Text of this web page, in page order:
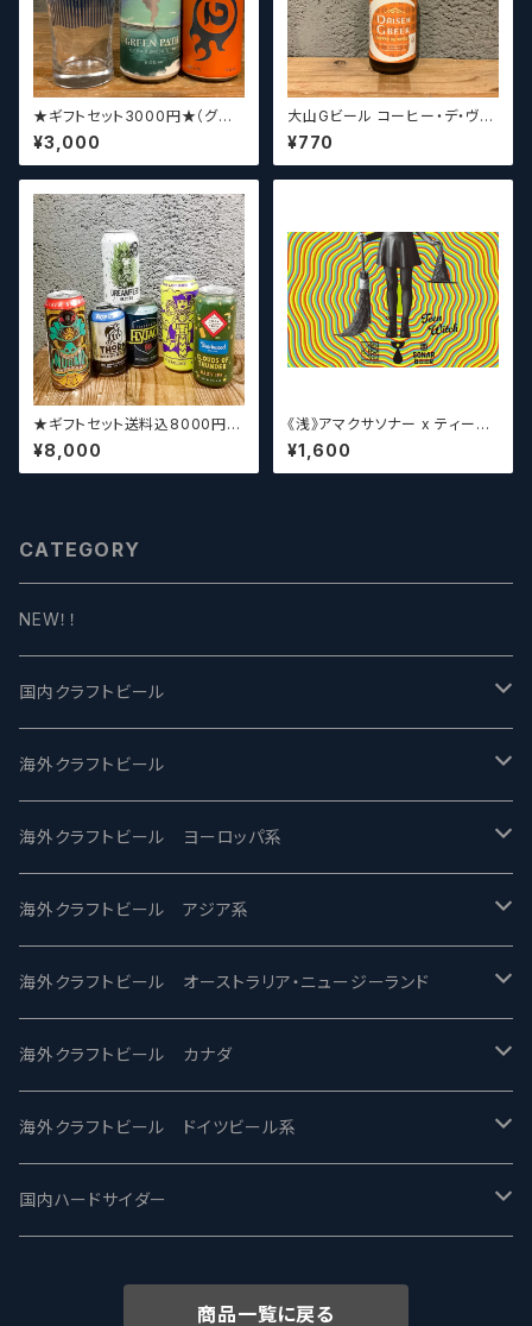
★ギフトセット3000円★（グラ
スセット）【クラフトビール】
¥3,000
大山Gビール コーヒー・デ・ヴァ
イス【クラフトビール】
¥770
★ギフトセット送料込8000円★
（お好みに合わせて高価なビー
ルも含めて5～6本チョイスさせ
ていただきます）【クラフトビー
¥8,000
《浅》アマクサソナー x ティーン
エイジ x ウィッチクラフト / Am
akusa sonar x Teenage Br
ewing ×WITCH CRAFT Tee
¥1,600
CATEGORY
NEW！！
国内クラフトビール
UCHU BREWING -うちゅうブルーイング
バテレ -VERTERE
2nd Story Ale Works -セカンドストーリー
ビアへるん - Beer Hearn
忽布古丹醸造 - HOP KOTAN
ワイマーケットブルーイング Y.Market Brewing
志賀高原ビール - SIGAKOGEN
海外クラフトビール
Modern Times モダンタイムズ
Maui マウイ
Toppling Goliath トップリンゴライアス
Fair State フェアステイト
Lagunitas ラグニタス
FirestoneWalker ファイアストーン
海外クラフトビール ヨーロッパ系
UnBarred -アンバード
SAIREN /サイレン
ワイルドチャイルド - Wilde Child
BrewDog Brewery - ブリュードッグ
The Flying Inn / ザ フライイング イン
海外クラフトビール アジア系
gweilo-鬼佬 グウァイロ
Heart Of Darkness - ハートオブダークネス
Carbon brews -カーボン
TAIHU - タイフー
海外クラフトビール オーストラリア・ニュージーランド
ROCKY RIDGE - ロッキーリッジ
BODRIGGY BREWING ボッドリッジー
CO-CONSPIRATORS コ・コンスピレーターズ
海外クラフトビール カナダ
Jackie O's ジャッキーオーズ
Westbrook ウェストブルック
海外クラフトビール ドイツビール系
Karmeliten カーメリテン
国内ハードサイダー
商品一覧に戻る